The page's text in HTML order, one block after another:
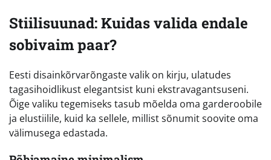
Stiilisuunad: Kuidas valida endale
sobivaim paar?
Eesti disainkõrvarõngaste valik on kirju, ulatudes
tagasihoidlikust elegantsist kuni ekstravagantsuseni.
Õige valiku tegemiseks tasub mõelda oma garderoobile
ja elustiilile, kuid ka sellele, millist sõnumit soovite oma
välimusega edastada.